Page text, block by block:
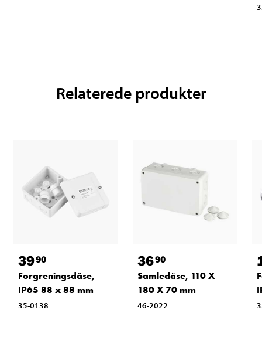
Relaterede produkter
3990
Forgreningsdåse,
IP65 88 x 88 mm
35-0138
3690
Samledåse, 110 X
180 X 70 mm
46-2022